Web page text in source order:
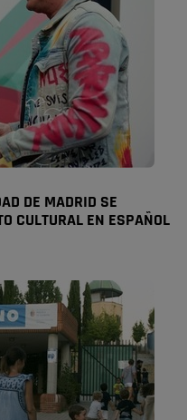
DE MADRID SE
CULTURAL EN ESPAÑOL